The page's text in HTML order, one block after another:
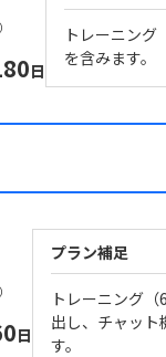
日
トレーニング
を含みます。
日
プラン補足
トレーニング
出し、チャット
す。